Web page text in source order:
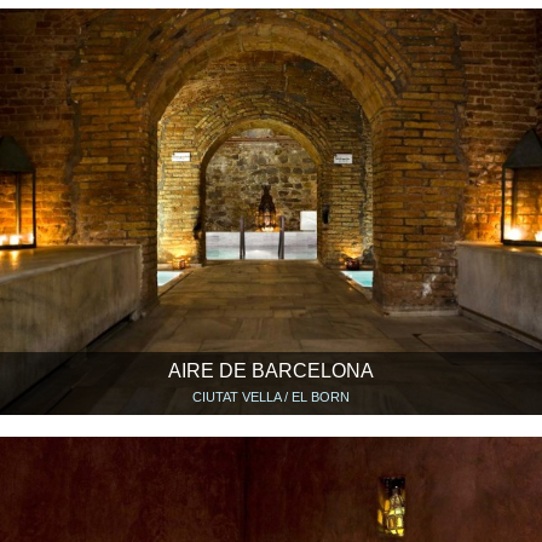
AIRE DE BARCELONA
CIUTAT VELLA / EL BORN